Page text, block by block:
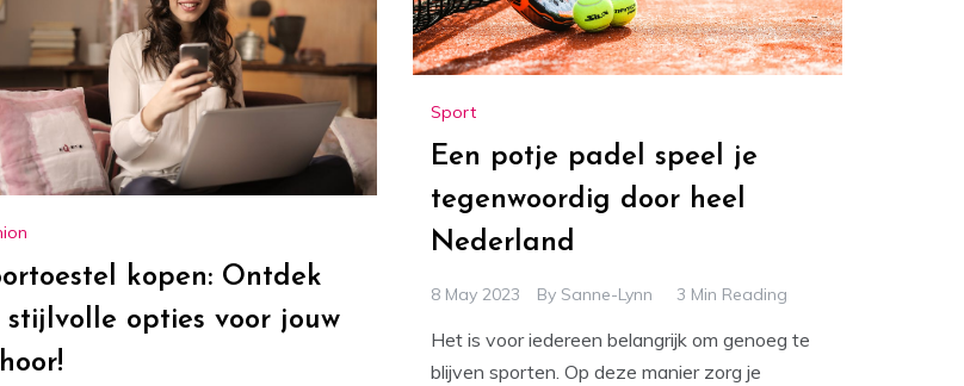
Sport
Een potje padel speel je
tegenwoordig door heel
Nederland
8 May 2023 By Sanne-Lynn 3 Min Reading
Het is voor iedereen belangrijk om genoeg te
blijven sporten. Op deze manier zorg je
kopen: Ontdek
stijlvolle opties voor jouw